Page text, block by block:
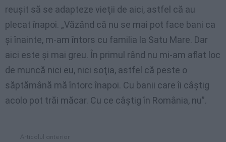
reuşit să se adapteze vieţii de aici, astfel că au
plecat înapoi. „Văzând că nu se mai pot face bani ca
şi înainte, m-am întors cu familia la Satu Mare. Dar
aici este şi mai greu. În primul rând nu mi-am aflat loc
de muncă nici eu, nici soţia, astfel că peste o
săptămână mă întorc înapoi. Cu banii care îi câştig
acolo pot trăi măcar. Cu ce câştig în România, nu”.
Articolul anterior